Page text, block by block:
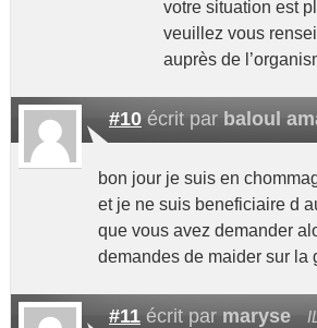
votre situation est
veuillez vous
auprès de
#10écrit par baloul
bon jour je suis en
et je ne suis beneficiaire d
que vous avez demander
demandes de maider sur la
#11écrit par maryse